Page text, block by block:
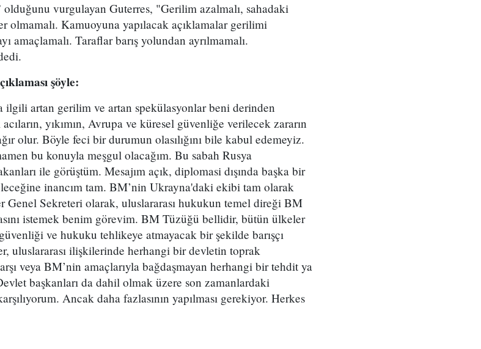
vurgulayan Guterres, "Gerilim azalmalı, sahadaki
olmamalı. Kamuoyuna yapılacak açıklamalar gerilimi
amaçlamalı. Taraflar barış yolundan ayrılmamalı.
şöyle:
ilgili artan gerilim ve artan spekülasyonlar beni derinden
yıkımın, Avrupa ve küresel güvenliğe verilecek zararın
olur. Böyle feci bir durumun olasılığını bile kabul edemeyiz.
bu konuyla meşgul olacağım. Bu sabah Rusya
ile görüştüm. Mesajım açık, diplomasi dışında başka bir
inancım tam. BM’nin Ukrayna'daki ekibi tam olarak
Genel Sekreteri olarak, uluslararası hukukun temel direği BM
istemek benim görevim. BM Tüzüğü bellidir, bütün ülkeler
güvenliği ve hukuku tehlikeye atmayacak bir şekilde barışçı
uluslararası ilişkilerinde herhangi bir devletin toprak
veya BM’nin amaçlarıyla bağdaşmayan herhangi bir tehdit ya
başkanları da dahil olmak üzere son zamanlardaki
Ancak daha fazlasının yapılması gerekiyor. Herkes